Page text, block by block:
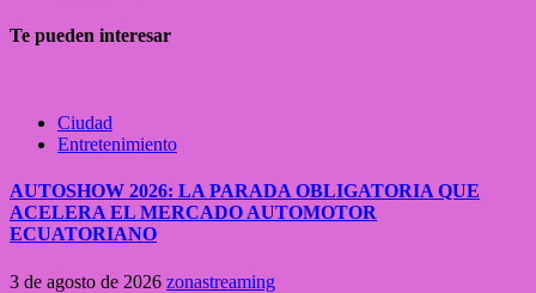
Te pueden interesar
Ciudad
Entretenimiento
AUTOSHOW 2026: LA PARADA OBLIGATORIA QUE
ACELERA EL MERCADO AUTOMOTOR
ECUATORIANO
3 de agosto de 2026 zonastreaming